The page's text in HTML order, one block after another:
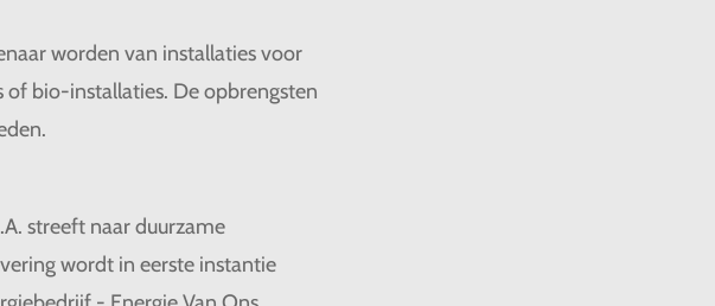
worden van installaties voor
of bio-installaties. De opbrengsten
streeft naar duurzame
wordt in eerste instantie